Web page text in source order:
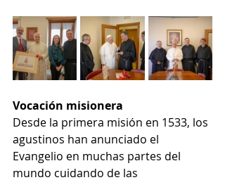
Vocación misionera
Desde la primera misión en 1533, los
agustinos han anunciado el
Evangelio en muchas partes del
mundo cuidando de las